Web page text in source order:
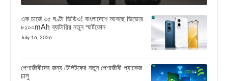
এক চার্জে ৩৫ ঘণ্টা ভিডিও! বাংলাদেশে আসছে ভিভোর
৮১০০mAh ব্যাটারির নতুন স্মার্টফোন
July 16, 2026
পেশাজীবীদের জন্য টেলিটকের নতুন পেশাজীবী প্যাকেজ
চালু